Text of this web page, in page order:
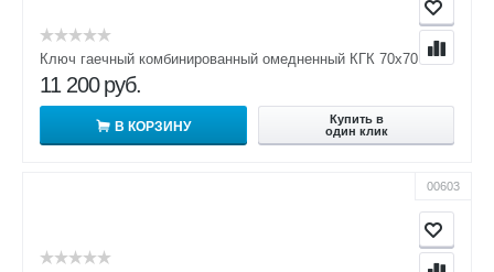
Ключ гаечный комбинированный омедненный КГК 70х70
11 200 руб.
В КОРЗИНУ
Купить в
один клик
00603